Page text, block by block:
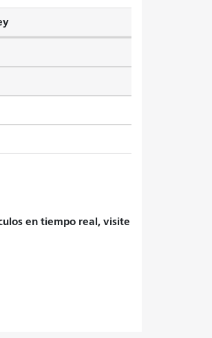
en tiempo real, visite